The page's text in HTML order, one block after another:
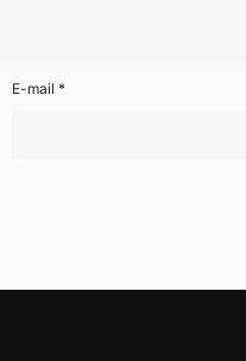
E-mail *